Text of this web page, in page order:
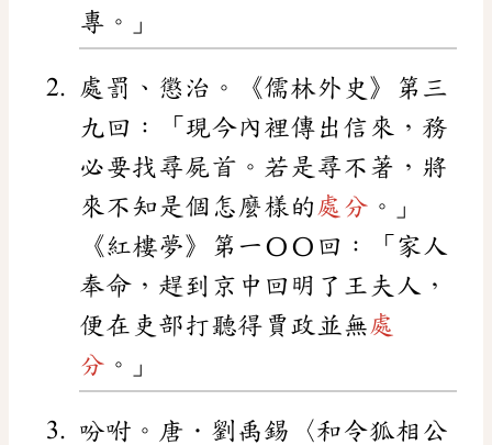
專。」
處罰、懲治。《儒林外史》第三
九回：「現今內裡傳出信來，務
必要找尋屍首。若是尋不著，將
來不知是個怎麼樣的 處分 。」
《紅樓夢》第一〇〇回：「家人
奉命，趕到京中回明了王夫人，
便在吏部打聽得賈政並無處
分 。」
吩咐。唐．劉禹錫〈和令狐相公